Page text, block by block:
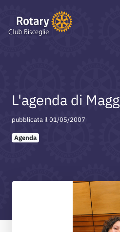
L'agenda di
pubblicata il 01/05/2007
Agenda